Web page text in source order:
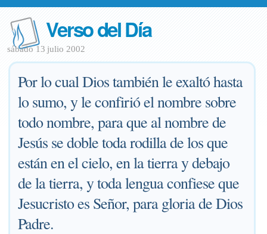
Verso del Día
sábado 13 julio 2002
Por lo cual Dios también le exaltó hasta
lo sumo, y le confirió el nombre sobre
todo nombre, para que al nombre de
Jesús se doble toda rodilla de los que
están en el cielo, en la tierra y debajo
de la tierra, y toda lengua confiese que
Jesucristo es Señor, para gloria de Dios
Padre.